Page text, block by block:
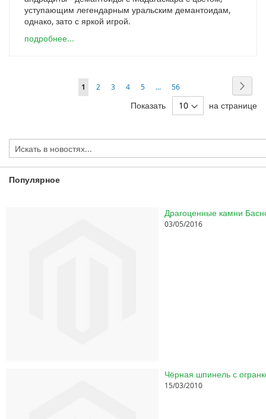
уступающим легендарным уральским демантоидам,
однако, зато с яркой игрой.
подробнее...
Page
You're
page
1 Page
2 Page
3 Page
4 Page
5 ... Page
56
Показать на странице
Популярное
03/05/2016
Чёрная шпинель с
15/03/2010